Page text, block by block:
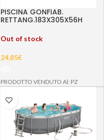
PISCINA GONFIAB.
RETTANG.183X305X56H
Out of stock
24,85€
PRODOTTO VENDUTO Al: PZ